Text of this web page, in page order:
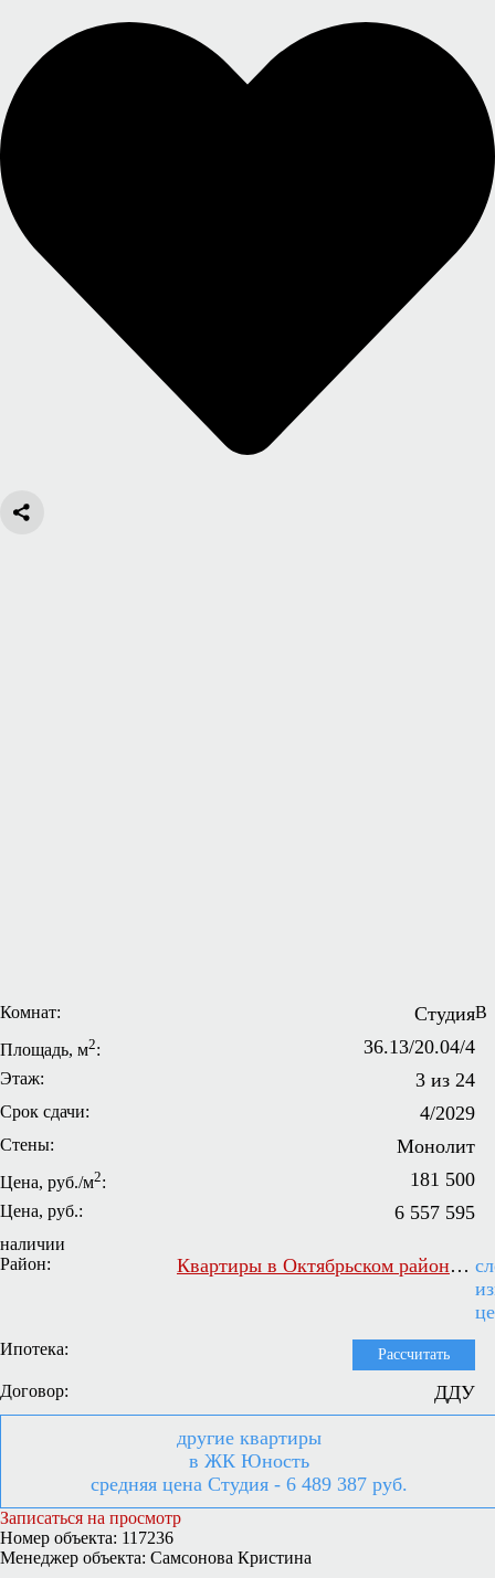
Комнат: Студия
Площадь, м2: 36.13/20.04/4
Этаж: 3 из 24
Срок сдачи: 4/2029
Стены: Монолит
Цена, руб./м2: 181 500
Цена, руб.: 6 557 595
В
наличии
Район:
Квартиры в Октябрьском районе Самары
Ипотека: Рассчитать
Договор: ДДУ
другие квартиры
в ЖК Юность
средняя цена Студия - 6 489 387 руб.
Записаться на просмотр
Номер объекта: 117236
Менеджер объекта: Самсонова Кристина